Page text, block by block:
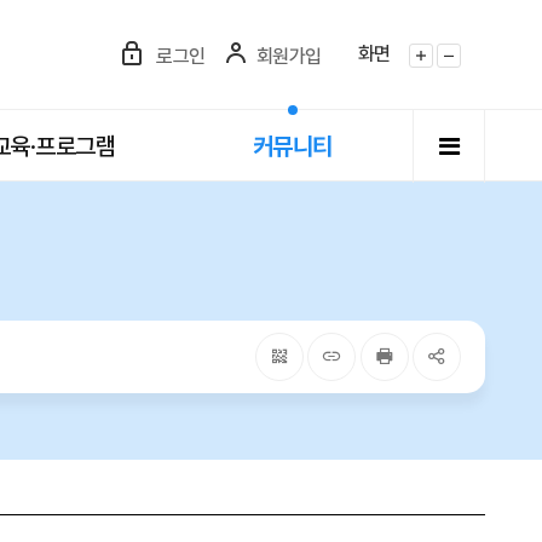
로그인 회원가입
화면
화면확대화면축소
육·프로그램 커뮤니티 전체메
QRcode 주소복사프린터